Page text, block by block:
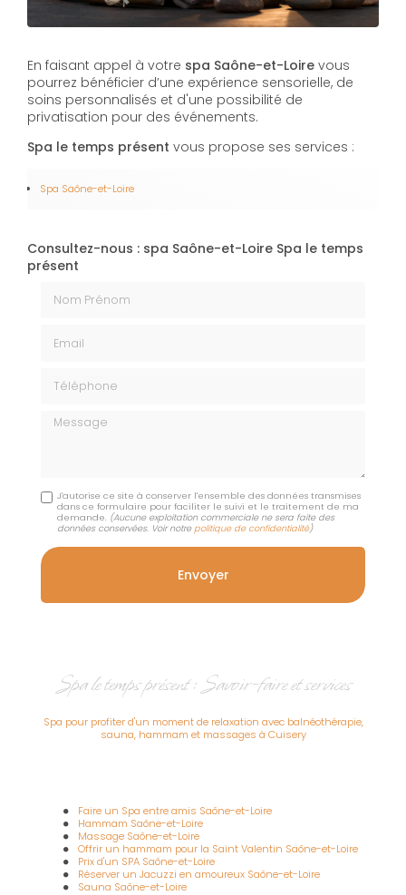
En faisant appel à votre spa Saône-et-Loire vous
pourrez bénéficier d’une expérience sensorielle, de
soins personnalisés et d'une possibilité de
privatisation pour des événements.
Spa le temps présent vous propose ses services :
Spa Saône-et-Loire
Consultez-nous : spa Saône-et-Loire Spa le temps
présent
Message
J'autorise ce site à conserver l'ensemble des données transmises
dans ce formulaire pour faciliter le suivi et le traitement de ma
demande. (Aucune exploitation commerciale ne sera faite des
données conservées. Voir notre politique de confidentialité)
Spa le temps présent : Savoir-faire et services
Spa pour profiter d'un moment de relaxation avec balnéothérapie,
sauna, hammam et massages à Cuisery
Faire un Spa entre amis Saône-et-Loire
Hammam Saône-et-Loire
Massage Saône-et-Loire
Offrir un hammam pour la Saint Valentin Saône-et-Loire
Prix d'un SPA Saône-et-Loire
Réserver un Jacuzzi en amoureux Saône-et-Loire
Sauna Saône-et-Loire